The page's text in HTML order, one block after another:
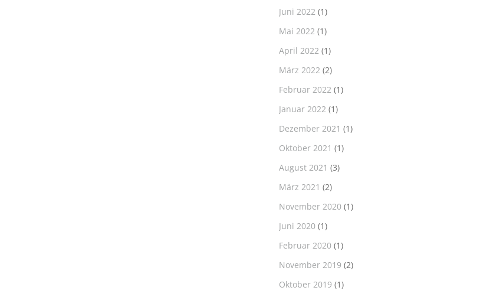
Juni 2022 (1)
Mai 2022 (1)
April 2022 (1)
März 2022 (2)
Februar 2022 (1)
Januar 2022 (1)
Dezember 2021 (1)
Oktober 2021 (1)
August 2021 (3)
März 2021 (2)
November 2020(1)
Juni 2020(1)
Februar 2020(1)
November 2019 (2)
Oktober 2019 (1)